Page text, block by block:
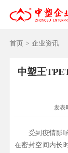
首页 > 企业资讯
中塑王
发表
受到疫情影响
在密封空间内长